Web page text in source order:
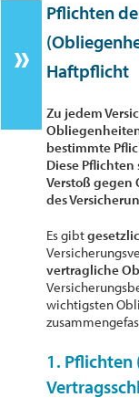
Pflichten
Haftpflicht
Zu jedem
bestimmte
Diese
Verstoß gegen
des
Es gibt
vertragliche
wichtigsten
1.